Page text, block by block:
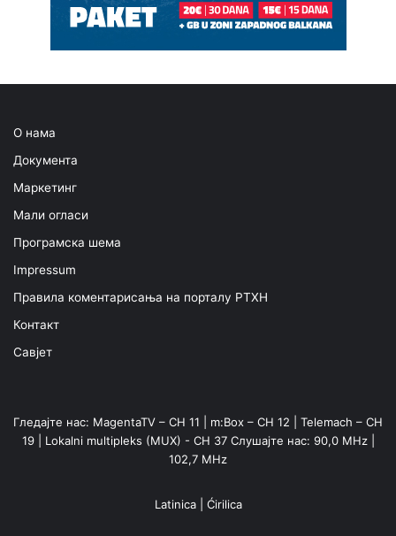
О нама
Документа
Маркетинг
Мали огласи
Програмска шема
Impressum
Правила коментарисања на порталу РТХН
Контакт
Савјет
Гледајте нас: MagentaTV – CH 11 | m:Box – CH 12 | Telemach – CH
19 | Lokalni multipleks (MUX) - CH 37 Слушајте нас: 90,0 MHz |
102,7 MHz
Latinica| Ćirilica